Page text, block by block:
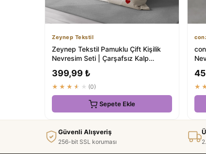
Zeynep Tekstil
Zeynep Tekstil Pamuklu Çift Kişilik
Nevresim Seti | Çarşafsız Kalp
399,99 ₺
★★★★★ (0)
Sepete Ekle
Güvenli Alışveriş
256-bit SSL koruması